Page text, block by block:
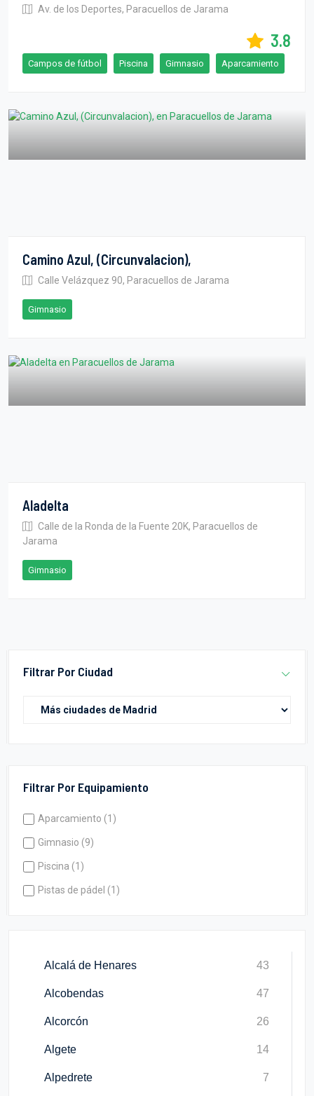
Filtrar Por Ciudad
Filtrar Por Equipamiento
Aparcamiento (1)
Gimnasio (9)
Piscina (1)
Pistas de pádel (1)
Av. de los Deportes, Paracuellos de Jarama
3.8
Campos de fútbol Piscina Gimnasio Aparcamiento
Camino Azul, (Circunvalacion),
Calle Velázquez 90, Paracuellos de Jarama
Gimnasio
Aladelta
Calle de la Ronda de la Fuente 20K, Paracuellos de
Jarama
Gimnasio
Alcalá de Henares 43
Alcobendas 47
Alcorcón 26
Algete 14
Alpedrete 7